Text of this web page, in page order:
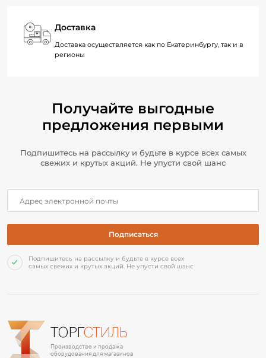
Доставка
Доставка осуществляется как по Екатеринбургу, так и в
регионы
Получайте выгодные
предложения первыми
Подпишитесь на рассылку и будьте в курсе всех самых
свежих и крутых акций. Не упусти свой шанс
Подпишитесь на рассылку и будьте в курсе всех
самых свежих и крутых акций. Не упусти свой шанс
ТОРГСТИЛЬ
Производство и продажа
оборудования для магазинов